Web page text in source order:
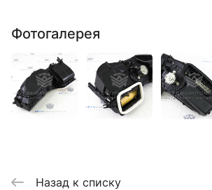
Фотогалерея
Назад к списку